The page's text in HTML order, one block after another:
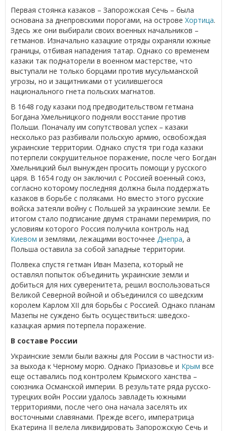
Первая стоянка казаков – Запорожская Сечь – была
основана за днепровскими порогами, на острове Хортица.
Здесь же они выбирали своих военных начальников –
гетманов. Изначально казацкие отряды охраняли южные
границы, отбивая нападения татар. Однако со временем
казаки так поднаторели в военном мастерстве, что
выступали не только борцами против мусульманской
угрозы, но и защитниками от усилившегося
национального гнета польских магнатов.
В 1648 году казаки под предводительством гетмана
Богдана Хмельницкого подняли восстание против
Польши. Поначалу им сопутствовал успех – казаки
несколько раз разбивали польскую армию, освобождая
украинские территории. Однако спустя три года казаки
потерпели сокрушительное поражение, после чего Богдан
Хмельницкий был вынужден просить помощи у русского
царя. В 1654 году он заключил с Россией военный союз,
согласно которому последняя должна была поддержать
казаков в борьбе с поляками. Но вместо этого русские
войска затеяли войну с Польшей за украинские земли. Ее
итогом стало подписание двумя странами перемирия, по
условиям которого Россия получила контроль над
Киевом и землями, лежащими восточнее Днепра, а
Польша оставила за собой западные территории.
Полвека спустя гетман Иван Мазепа, который не
оставлял попыток объединить украинские земли и
добиться для них суверенитета, решил воспользоваться
Великой Северной войной и объединился со шведским
королем Карлом XII для борьбы с Россией. Однако планам
Мазепы не суждено быть осуществиться: шведско-
казацкая армия потерпела поражение.
В составе России
Украинские земли были важны для России в частности из-
за выхода к Черному морю. Однако Приазовье и Крым все
еще оставались под контролем Крымского ханства –
союзника Османской империи. В результате ряда русско-
турецких войн России удалось завладеть южными
территориями, после чего она начала заселять их
восточными славянами. Прежде всего, императрица
Екатерина II велела ликвидировать Запорожскую Сечь и